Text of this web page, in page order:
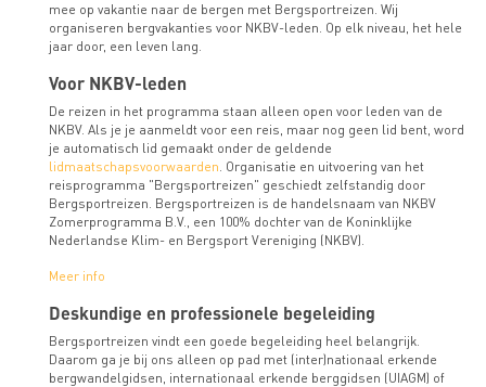
Delen
Twitter
Delen
LinkedIn
WhatsApp
mee op vakantie naar de bergen met Bergsportreizen. Wij
organiseren bergvakanties voor NKBV-leden. Op elk niveau, het hele
jaar door, een leven lang.
Voor NKBV-leden
De reizen in het programma staan alleen open voor leden van de
NKBV. Als je je aanmeldt voor een reis, maar nog geen lid bent, word
je automatisch lid gemaakt onder de geldende
lidmaatschapsvoorwaarden. Organisatie en uitvoering van het
reisprogramma "Bergsportreizen" geschiedt zelfstandig door
Bergsportreizen. Bergsportreizen is de handelsnaam van NKBV
Zomerprogramma B.V., een 100% dochter van de Koninklijke
Nederlandse Klim- en Bergsport Vereniging (NKBV).
Meer info
Deskundige en professionele begeleiding
Bergsportreizen vindt een goede begeleiding heel belangrijk.
Daarom ga je bij ons alleen op pad met (inter)nationaal erkende
bergwandelgidsen, internationaal erkende berggidsen (UIAGM) of